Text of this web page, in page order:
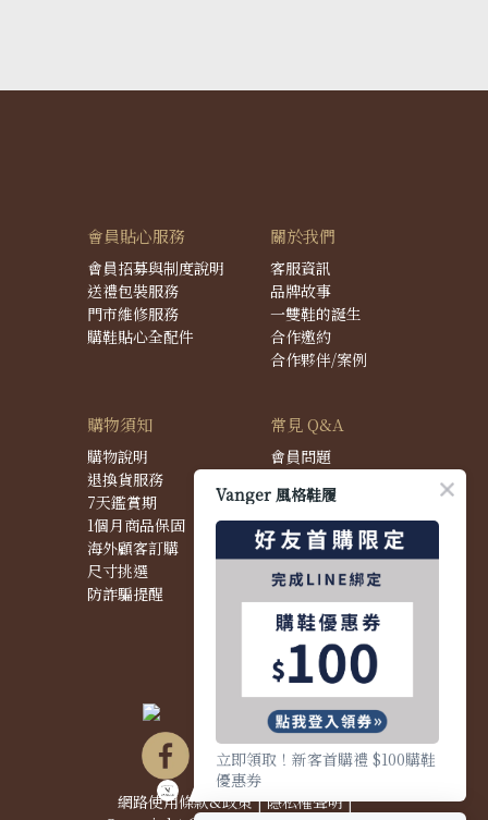
會員貼心服務
會員招募與制度說明
送禮包裝服務
門市維修服務
購鞋貼心全配件
關於我們
客服資訊
品牌故事
一雙鞋的誕生
合作邀約
合作夥伴/案例
購物須知
購物說明
退換貨服務
7天鑑賞期
1個月商品保固
海外顧客訂購
尺寸挑選
防詐騙提醒
常見 Q&A
會員問題
配送問題
退換貨問題
商品問題
網路使用條款&政策|隱私權聲明|
Vanger 風格鞋履
立即領取！新客首購禮 $100購鞋
優惠券